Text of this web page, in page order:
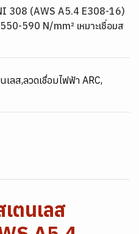
308 (AWS A5.4 E308-16)
590 N/mm² เหมาะเชื่อมส
เลส,ลวดเชื่อมไฟฟ้า ARC,
ตนเลส